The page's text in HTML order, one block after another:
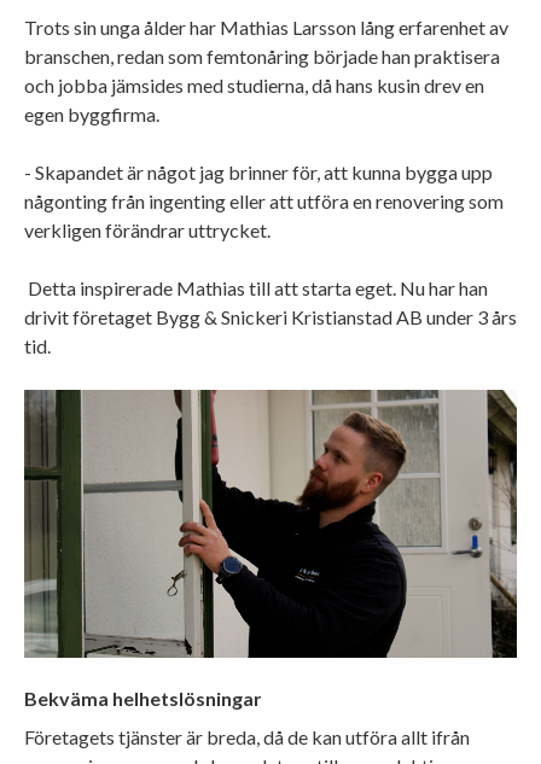
Trots sin unga ålder har Mathias Larsson lång erfarenhet av
branschen, redan som femtonåring började han praktisera
och jobba jämsides med studierna, då hans kusin drev en
egen byggfirma.
- Skapandet är något jag brinner för, att kunna bygga upp
någonting från ingenting eller att utföra en renovering som
verkligen förändrar uttrycket.
Detta inspirerade Mathias till att starta eget. Nu har han
drivit företaget Bygg & Snickeri Kristianstad AB under 3 års
tid.
Bekväma helhetslösningar
Företagets tjänster är breda, då de kan utföra allt ifrån